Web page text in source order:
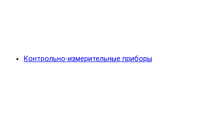
Контрольно-измерительные приборы